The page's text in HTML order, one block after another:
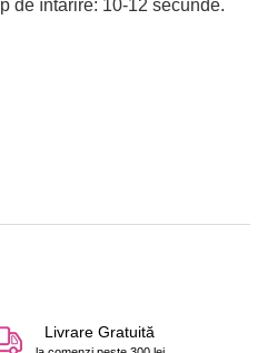
de întarire: 10-12 secunde.
Livrare Gratuită